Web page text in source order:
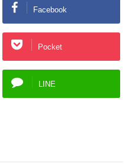
Facebook
Pocket
LINE